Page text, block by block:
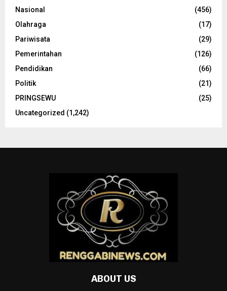
Nasional
(456)
Olahraga
(17)
Pariwisata
(29)
Pemerintahan
(126)
Pendidikan
(66)
Politik
(21)
PRINGSEWU
(25)
Uncategorized (1,242)
ABOUT US